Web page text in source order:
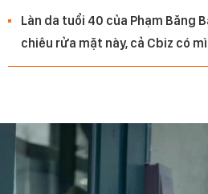
Làn da tuổi 40 của Phạm Băng
chiêu rửa mặt này, cả Cbiz có